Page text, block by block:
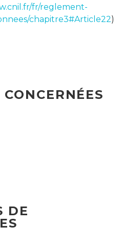
fr/reglement-
chapitre3#Article22)
DE